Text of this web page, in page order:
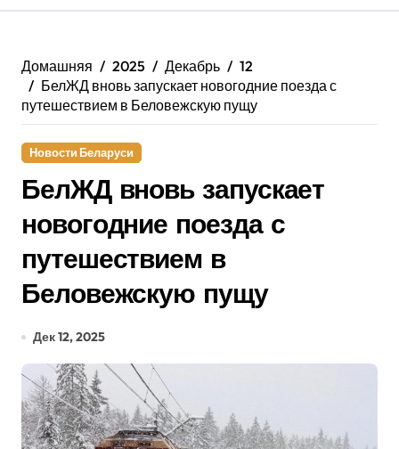
Домашняя 2025 Декабрь
12
БелЖД вновь запускает новогодние поезда с
путешествием в Беловежскую пущу
Новости Беларуси
БелЖД вновь запускает
новогодние поезда с
путешествием в
Беловежскую пущу
Дек 12, 2025